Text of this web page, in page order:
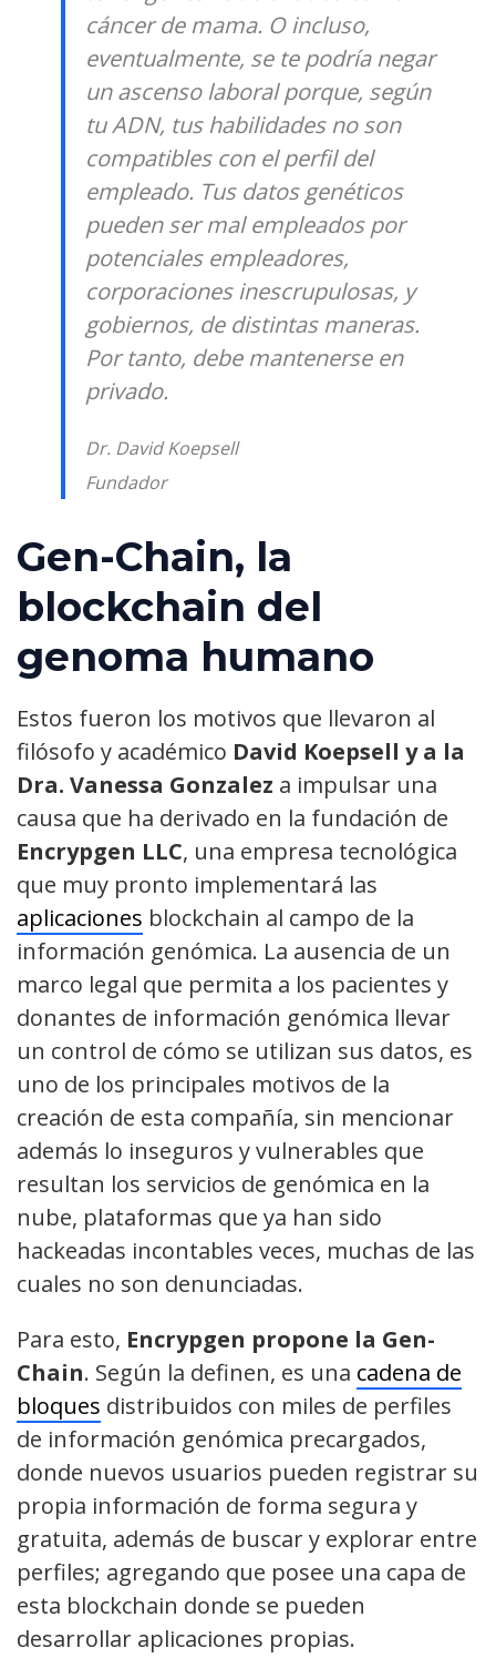
cáncer de mama. O incluso,
eventualmente, se te podría negar
un ascenso laboral porque, según
tu ADN, tus habilidades no son
compatibles con el perfil del
empleado. Tus datos genéticos
pueden ser mal empleados por
potenciales empleadores,
corporaciones inescrupulosas, y
gobiernos, de distintas maneras.
Por tanto, debe mantenerse en
privado.
Dr. David Koepsell
Fundador
Gen-Chain, la
blockchain del
genoma humano
Estos fueron los motivos que llevaron al
filósofo y académico David Koepsell y a la
Dra. Vanessa Gonzalez a impulsar una
causa que ha derivado en la fundación de
Encrypgen LLC, una empresa tecnológica
que muy pronto implementará las
aplicaciones blockchain al campo de la
información genómica. La ausencia de un
marco legal que permita a los pacientes y
donantes de información genómica llevar
un control de cómo se utilizan sus datos, es
uno de los principales motivos de la
creación de esta compañía, sin mencionar
además lo inseguros y vulnerables que
resultan los servicios de genómica en la
nube, plataformas que ya han sido
hackeadas incontables veces, muchas de las
cuales no son denunciadas.
Para esto, Encrypgen propone la Gen-
Chain. Según la definen, es una cadena de
bloques distribuidos con miles de perfiles
de información genómica precargados,
donde nuevos usuarios pueden registrar su
propia información de forma segura y
gratuita, además de buscar y explorar entre
perfiles; agregando que posee una capa de
esta blockchain donde se pueden
desarrollar aplicaciones propias.